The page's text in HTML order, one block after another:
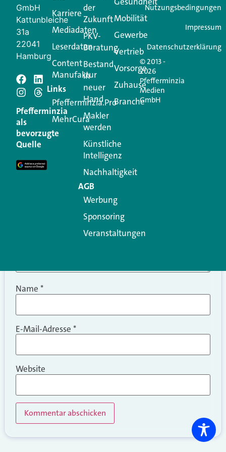
Jetzt anmelden
Schreiben Sie einen
Kommentar
Ihre E-Mail-Adresse wird nicht veröffentlicht.
Erforderliche Felder sind mit
Kommentar
Name *
E-Mail-Adresse *
Website
Alternative:
GmbH
Kattunbleiche
31a
22041
Hamburg
Pfefferminzia
als
bevorzugte
Quelle
Karriere
Mediadaten
Leserdaten
Content
Manufaktur
Links
Pfefferminzia.Pro
MehrCura
der
Zukunft
PKV-
Beratung
Bestand
in
neuer
Hand
Makler
werden
Künstliche
Intelligenz
Nachhaltigkeit
AGB
Werbung
Sponsoring
Veranstaltungen
Mobilität
Gewerbe
Vertrieb
Vorsorge
Zuhause
Branche
© 2013 -
2026
Pfefferminzia
Medien
GmbH
Nutzungsbedingungen
Impressum
Datenschutzerklärung